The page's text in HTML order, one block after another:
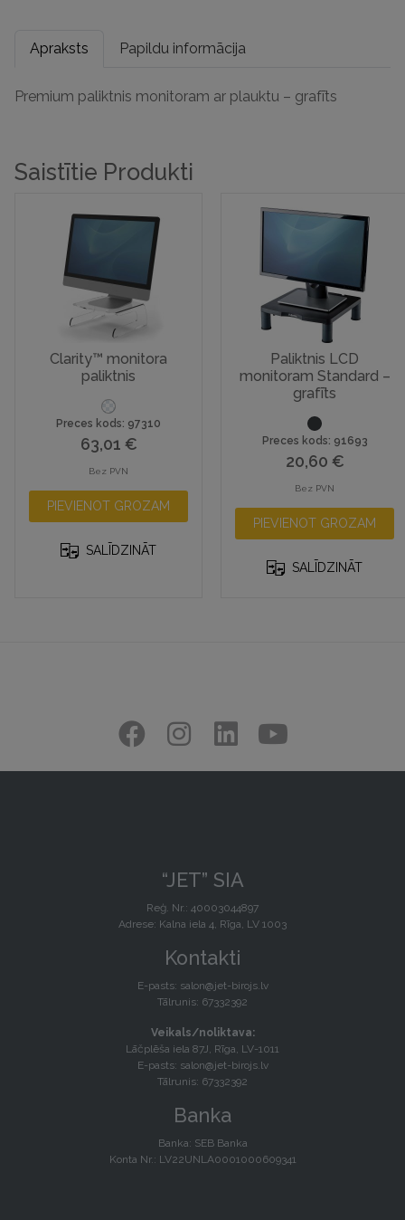
Apraksts Papildu informācija
Premium paliktnis monitoram ar plauktu – grafīts
Saistītie Produkti
Clarity™ monitora
paliktnis
Preces kods: 97310
63,01 €
Bez PVN
PIEVIENOT GROZAM
SALĪDZINĀT
Paliktnis LCD
monitoram Standard –
grafīts
Preces kods: 91693
20,60 €
Bez PVN
PIEVIENOT GROZAM
SALĪDZINĀT
“JET” SIA
Reģ. Nr.: 40003044897
Adrese: Kalna iela 4, Rīga, LV 1003
Kontakti
E-pasts: salon@jet-birojs.lv
Tālrunis: 67332392
Veikals/noliktava:
Lāčplēša iela 87J, Rīga, LV-1011
E-pasts: salon@jet-birojs.lv
Tālrunis: 67332392
Banka
Banka: SEB Banka
Konta Nr.: LV22UNLA0001000609341